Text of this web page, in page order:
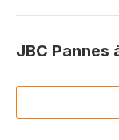
JBC Pannes